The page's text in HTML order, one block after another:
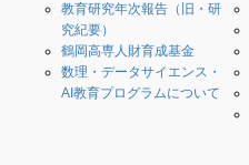
教育研究年次報告（旧・研
究紀要）
鶴岡高専人財育成基金
数理・データサイエンス・
AI教育プログラムについて